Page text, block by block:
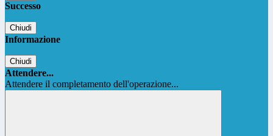
Successo
Chiudi
Informazione
Chiudi
Attendere...
Attendere il completamento dell'operazione...